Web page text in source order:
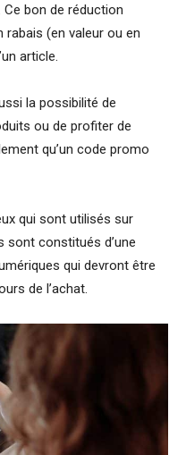
bon de réduction
rabais (en valeur ou en
article.
la possibilité de
ou de profiter de
qu’un code promo
qui sont utilisés sur
sont constitués d’une
qui devront être
de l’achat.